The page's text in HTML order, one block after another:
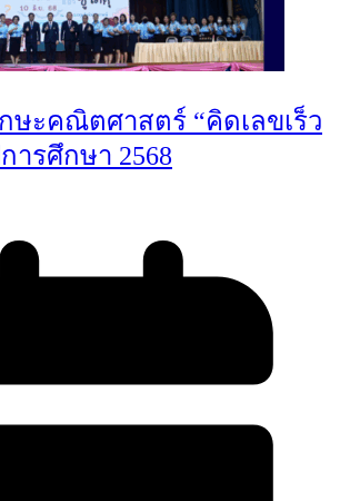
ษะคณิตศาสตร์ “คิดเลขเร็ว
ารศึกษา 2568